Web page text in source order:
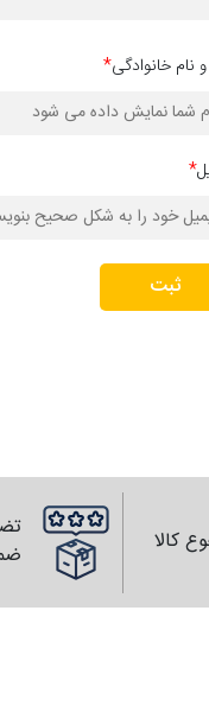
نام خانوادگی*
*
ثبت
کالا